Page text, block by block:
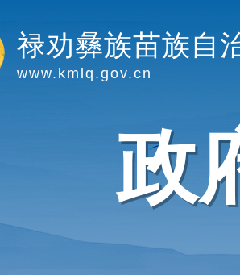
禄劝彝族苗族自
www.kmlq.gov.cn
政